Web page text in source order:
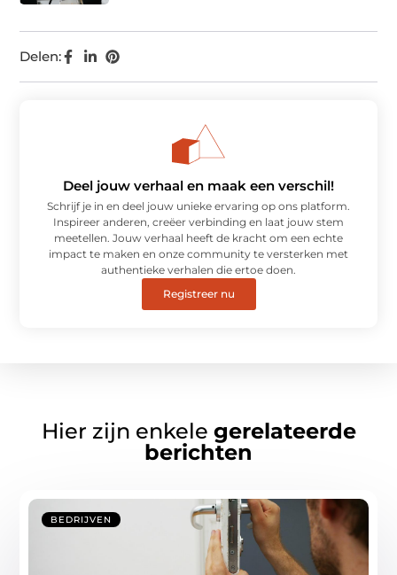
Delen:
Deel jouw verhaal en maak een verschil!
Schrijf je in en deel jouw unieke ervaring op ons platform.
Inspireer anderen, creëer verbinding en laat jouw stem
meetellen. Jouw verhaal heeft de kracht om een echte
impact te maken en onze community te versterken met
authentieke verhalen die ertoe doen.
Registreer nu
Hier zijn enkele gerelateerde
berichten
BEDRIJVEN